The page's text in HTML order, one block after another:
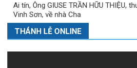
Ai tín, Ông GIUSE TRẦN HỮU THIỆU,
Vinh Sơn, về nhà Cha
THÁNH LỄ ONLINE